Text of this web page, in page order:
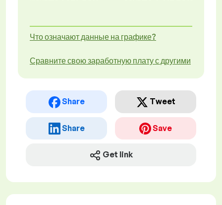
Что означают данные на графике?
Сравните свою заработную плату с другими
Share Tweet
Share Save
Get link